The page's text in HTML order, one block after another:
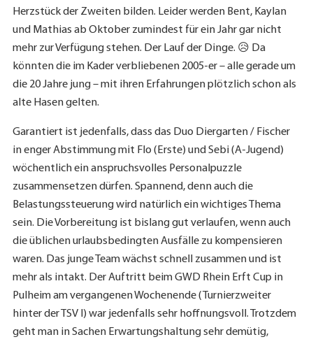
Herzstück der Zweiten bilden. Leider werden Bent, Kaylan
und Mathias ab Oktober zumindest für ein Jahr gar nicht
mehr zur Verfügung stehen. Der Lauf der Dinge. 😥 Da
könnten die im Kader verbliebenen 2005-er – alle gerade um
die 20 Jahre jung – mit ihren Erfahrungen plötzlich schon als
alte Hasen gelten.
Garantiert ist jedenfalls, dass das Duo Diergarten / Fischer
in enger Abstimmung mit Flo (Erste) und Sebi (A-Jugend)
wöchentlich ein anspruchsvolles Personalpuzzle
zusammensetzen dürfen. Spannend, denn auch die
Belastungssteuerung wird natürlich ein wichtiges Thema
sein. Die Vorbereitung ist bislang gut verlaufen, wenn auch
die üblichen urlaubsbedingten Ausfälle zu kompensieren
waren. Das junge Team wächst schnell zusammen und ist
mehr als intakt. Der Auftritt beim GWD Rhein Erft Cup in
Pulheim am vergangenen Wochenende (Turnierzweiter
hinter der TSV I) war jedenfalls sehr hoffnungsvoll. Trotzdem
geht man in Sachen Erwartungshaltung sehr demütig,